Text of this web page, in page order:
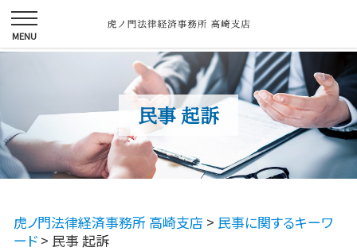
民事 起訴
虎ノ門法律経済事務所 高崎支店 > 民事に関するキーワ
ード > 民事 起訴